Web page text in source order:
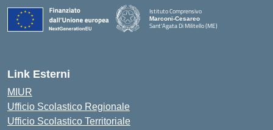
Istituto Comprensivo
Marconi-Cesareo
Sant'Agata Di Militello (ME)
— Visita la pagina iniziale della scuola
Link Esterni
MIUR
Ufficio Scolastico Regionale
Ufficio Scolastico Territoriale